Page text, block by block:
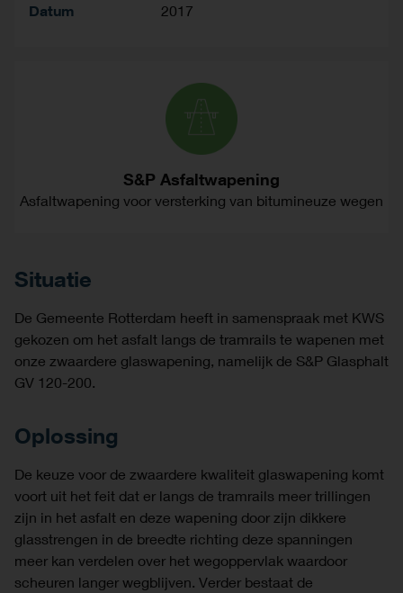
Datum
2017
S&P Asfaltwapening
Asfaltwapening voor versterking van bitumineuze wegen
Situatie
De Gemeente Rotterdam heeft in samenspraak met KWS
gekozen om het asfalt langs de tramrails te wapenen met
onze zwaardere glaswapening, namelijk de S&P Glasphalt
GV 120-200.
Oplossing
De keuze voor de zwaardere kwaliteit glaswapening komt
voort uit het feit dat er langs de tramrails meer trillingen
zijn in het asfalt en deze wapening door zijn dikkere
glasstrengen in de breedte richting deze spanningen
meer kan verdelen over het wegoppervlak waardoor
scheuren langer wegblijven. Verder bestaat de